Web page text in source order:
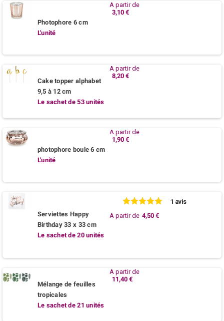
Photophore 6 cm
L'unité
A partir de
3,10 €
Cake topper alphabet
9,5 à 12 cm
Le sachet de 53 unités
A partir de
8,20 €
photophore boule 6 cm
L'unité
A partir de
1,90 €
Serviettes Happy
Birthday 33 x 33 cm
Le sachet de 20 unités
1 avis
A partir de 4,50 €
Mélange de feuilles
tropicales
Le sachet de 21 unités
A partir de
11,40 €